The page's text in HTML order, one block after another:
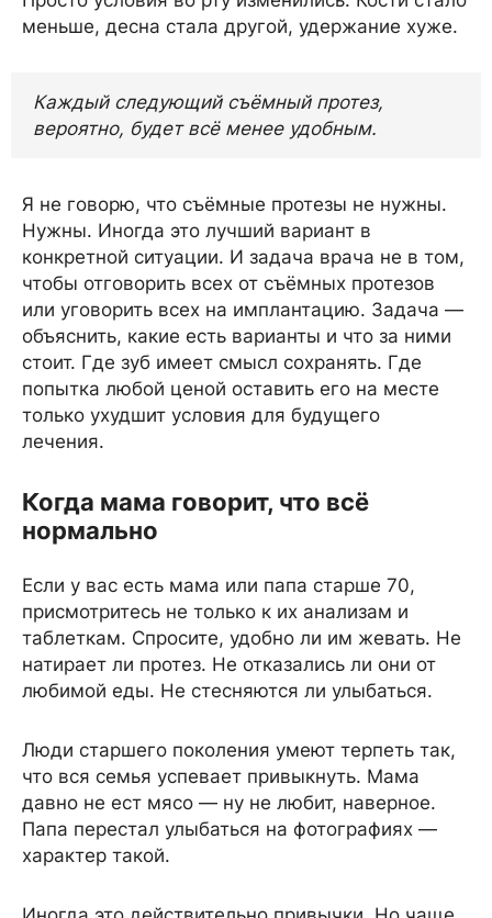
меньше, десна стала другой, удержание хуже.
Каждый следующий съёмный протез,
вероятно, будет всё менее удобным.
Я не говорю, что съёмные протезы не нужны.
Нужны. Иногда это лучший вариант в
конкретной ситуации. И задача врача не в том,
чтобы отговорить всех от съёмных протезов
или уговорить всех на имплантацию. Задача —
объяснить, какие есть варианты и что за ними
стоит. Где зуб имеет смысл сохранять. Где
попытка любой ценой оставить его на месте
только ухудшит условия для будущего
лечения.
Когда мама говорит, что всё
нормально
Если у вас есть мама или папа старше 70,
присмотритесь не только к их анализам и
таблеткам. Спросите, удобно ли им жевать. Не
натирает ли протез. Не отказались ли они от
любимой еды. Не стесняются ли улыбаться.
Люди старшего поколения умеют терпеть так,
что вся семья успевает привыкнуть. Мама
давно не ест мясо — ну не любит, наверное.
Папа перестал улыбаться на фотографиях —
характер такой.